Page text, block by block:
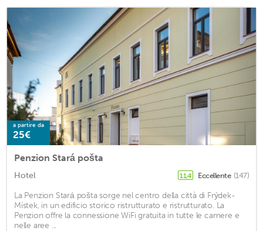
a partire da
25€
Penzion Stará pošta
Hotel 11,4 Eccellente (147)
La Penzion Stará pošta sorge nel centro della città di Frýdek-
Místek, in un edificio storico ristrutturato e ristrutturato. La
Penzion offre la connessione WiFi gratuita in tutte le camere e
nelle aree ...